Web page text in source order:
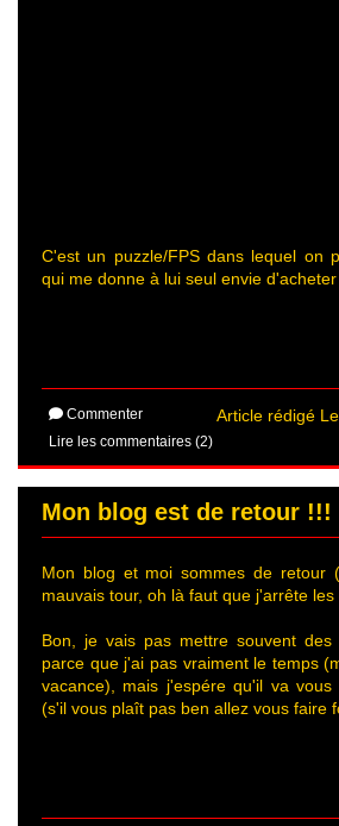
C'est un puzzle/FPS dans lequel on
qui me donne à lui seul envie
Article rédigé
Commenter
Lire les commentaires (2)
Mon blog est de retour !!!
Mon blog et moi sommes de retour
mauvais tour, oh là faut que j'arrête
Bon, je vais pas mettre souvent
parce que j'ai pas vraiment le temps
vacance), mais j'espére qu'il va
(s'il vous plaît pas ben allez vous faire